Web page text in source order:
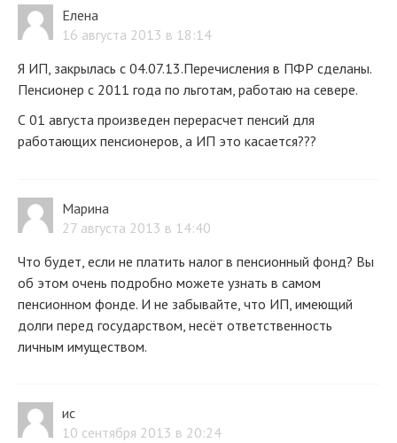
Елена
16 августа 2013 в 18:14
Я ИП, закрылась с 04.07.13.Перечисления в ПФР сделаны.
Пенсионер с 2011 года по льготам, работаю на севере.
С 01 августа произведен перерасчет пенсий для
работающих пенсионеров, а ИП это касается???
Марина
27 августа 2013 в 14:40
Что будет, если не платить налог в пенсионный фонд? Вы
об этом очень подробно можете узнать в самом
пенсионном фонде. И не забывайте, что ИП, имеющий
долги перед государством, несёт ответственность
личным имуществом.
ис
10 сентября 2013 в 20:24